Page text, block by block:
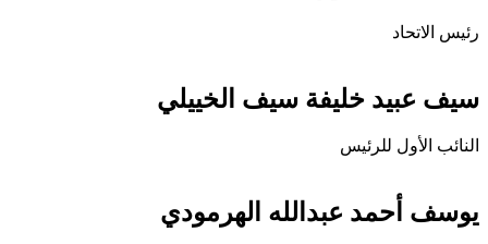
رئيس الاتحاد
سيف عبيد خليفة سيف الخييلي
النائب الأول للرئيس
يوسف أحمد عبدالله الهرمودي